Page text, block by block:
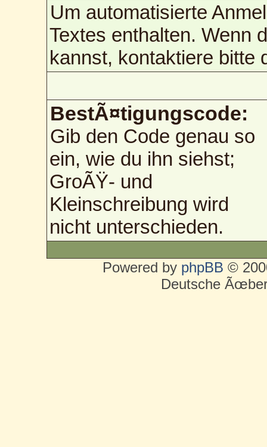
Um automatisierte
Textes enthalten. Wenn
kannst, kontaktiere bitte
BestÃ¤tigungscode:
Gib den Code genau so
ein, wie du ihn siehst;
GroÃŸ- und
Kleinschreibung wird
nicht unterschieden.
Powered by phpBB ©
Deutsche